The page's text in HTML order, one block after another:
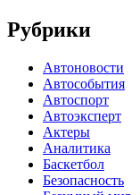
Рубрики
Автоновости
Автособытия
Автоспорт
Автоэксперт
Актеры
Аналитика
Баскетбол
Безопасность